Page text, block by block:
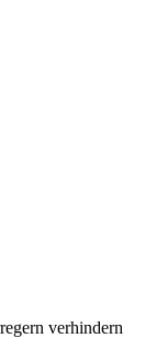
verhindern